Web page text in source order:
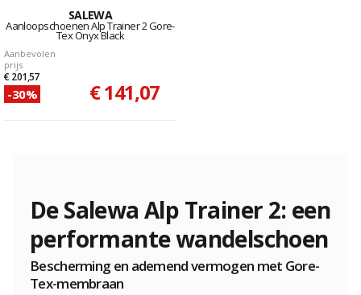
SALEWA
Aanloopschoenen Alp Trainer 2 Gore-
Tex Onyx Black
Aanbevolen
prijs
€ 201,57
-30% € 141,07
De Salewa Alp Trainer 2: een
performante wandelschoen
Bescherming en ademend vermogen met Gore-
Tex-membraan